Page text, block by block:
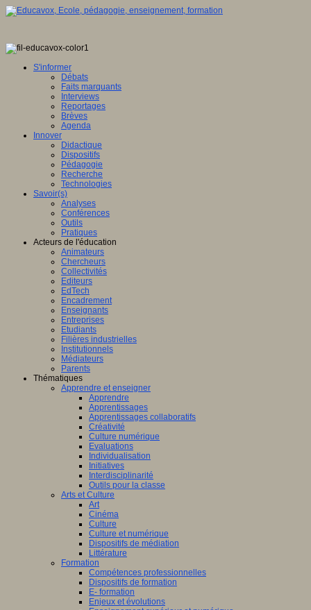
S'informer
Débats
Faits marquants
Interviews
Reportages
Brèves
Agenda
Innover
Didactique
Dispositifs
Pédagogie
Recherche
Technologies
Savoir(s)
Analyses
Conférences
Outils
Pratiques
Acteurs de l'éducation
Animateurs
Chercheurs
Collectivités
Editeurs
EdTech
Encadrement
Enseignants
Entreprises
Etudiants
Filières industrielles
Institutionnels
Médiateurs
Parents
Thématiques
Apprendre et enseigner
Apprendre
Apprentissages
Apprentissages collaboratifs
Créativité
Culture numérique
Evaluations
Individualisation
Initiatives
Interdisciplinarité
Outils pour la classe
Arts et Culture
Art
Cinéma
Culture
Culture et numérique
Dispositifs de médiation
Littérature
Formation
Compétences professionnelles
Dispositifs de formation
E- formation
Enjeux et évolutions